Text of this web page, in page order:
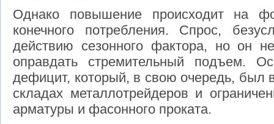
Однако повышение происходит на
конечного потребления. Спрос,
действию сезонного фактора, но он
оправдать стремительный подъем.
дефицит, который, в свою очередь, был
складах металлотрейдеров и
арматуры и фасонного проката.